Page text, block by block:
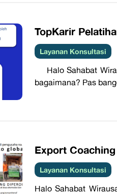
TopKarir
Layanan Konsultasi
Halo Sahabat
bagaimana? Pas
Export
Layanan Konsultasi
Halo Sahabat